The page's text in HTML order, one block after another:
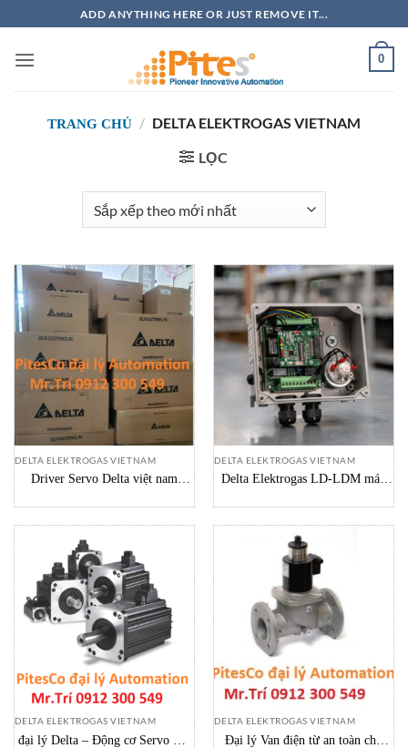
qua
nội
ADD ANYTHING HERE OR JUST REMOVE IT...
0
TRANG CHỦ / DELTA ELEKTROGAS VIETNAM
LỌC
DELTA ELEKTROGAS VIETNAM
Driver Servo Delta việt nam
việt nam
DELTA ELEKTROGAS VIETNAM
Delta Elektrogas LD-LDM máy
DELTA ELEKTROGAS VIETNAM
đại lý Delta – Động cơ Servo AC
DELTA ELEKTROGAS VIETNAM
Đại lý Van điện từ an toàn cho